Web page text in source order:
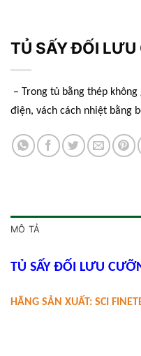
TỦ SẤY ĐỐI LƯU
– Trong tủ bằng thép
điện, vách cách nhiệt bằng
MÔ TẢ
TỦ SẤY ĐỐI LƯU
HÃNG SẢN XUẤT: SCI